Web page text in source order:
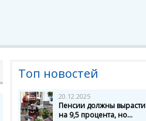
Топ новостей
20.12.2025
Пенсии должны вырасти
на 9,5 процента, но...